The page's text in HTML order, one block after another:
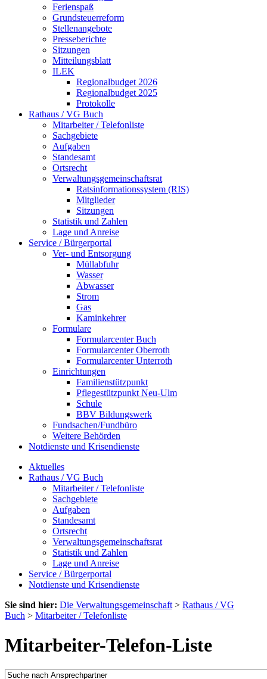
Ferienspaß
Grundsteuerreform
Stellenangebote
Presseberichte
Sitzungen
Mitteilungsblatt
ILEK
Regionalbudget 2026
Regionalbudget 2025
Protokolle
Rathaus / VG Buch
Mitarbeiter / Telefonliste
Sachgebiete
Aufgaben
Standesamt
Ortsrecht
Verwaltungsgemeinschaftsrat
Ratsinformationssystem (RIS)
Mitglieder
Sitzungen
Statistik und Zahlen
Lage und Anreise
Service / Bürgerportal
Ver- und Entsorgung
Müllabfuhr
Wasser
Abwasser
Strom
Gas
Kaminkehrer
Formulare
Formularcenter Buch
Formularcenter Oberroth
Formularcenter Unterroth
Einrichtungen
Familienstützpunkt
Pflegestützpunkt Neu-Ulm
Schule
BBV Bildungswerk
Fundsachen/Fundbüro
Weitere Behörden
Notdienste und Krisendienste
Aktuelles
Rathaus / VG Buch
Mitarbeiter / Telefonliste
Sachgebiete
Aufgaben
Standesamt
Ortsrecht
Verwaltungsgemeinschaftsrat
Statistik und Zahlen
Lage und Anreise
Service / Bürgerportal
Notdienste und Krisendienste
Sie sind hier: Die Verwaltungsgemeinschaft > Rathaus / VG
Buch > Mitarbeiter / Telefonliste
Mitarbeiter-Telefon-Liste